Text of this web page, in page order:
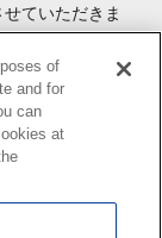
ていただきま
の際には、内容
明を受け、ご自
業務ソリューシ
of
and for
can
at